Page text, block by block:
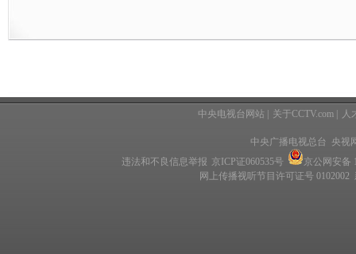
中央电视台网站 关于CCTV.com 人
中央广播电视总台 央视
违法和不良信息举报 京ICP证060535号
京公网安备
网上传播视听节目许可证号 0102002